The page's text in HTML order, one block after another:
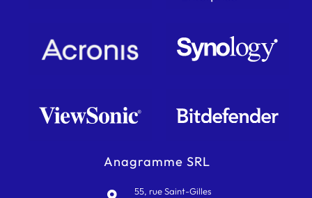
Anagramme SRL
55, rue Saint-Gilles